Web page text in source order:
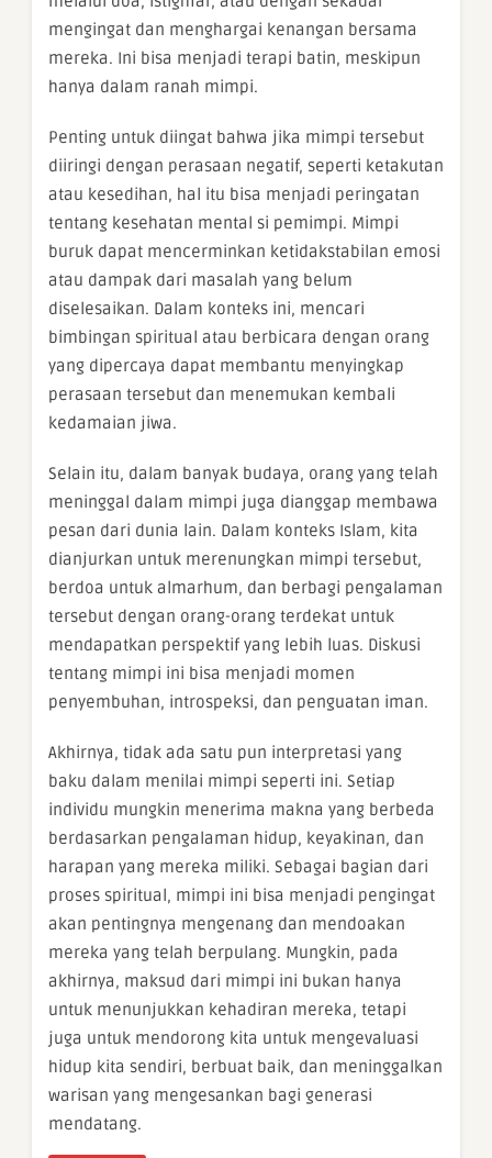
mengingat dan menghargai kenangan bersama
mereka. Ini bisa menjadi terapi batin, meskipun
hanya dalam ranah mimpi.
Penting untuk diingat bahwa jika mimpi tersebut
diiringi dengan perasaan negatif, seperti ketakutan
atau kesedihan, hal itu bisa menjadi peringatan
tentang kesehatan mental si pemimpi. Mimpi
buruk dapat mencerminkan ketidakstabilan emosi
atau dampak dari masalah yang belum
diselesaikan. Dalam konteks ini, mencari
bimbingan spiritual atau berbicara dengan orang
yang dipercaya dapat membantu menyingkap
perasaan tersebut dan menemukan kembali
kedamaian jiwa.
Selain itu, dalam banyak budaya, orang yang telah
meninggal dalam mimpi juga dianggap membawa
pesan dari dunia lain. Dalam konteks Islam, kita
dianjurkan untuk merenungkan mimpi tersebut,
berdoa untuk almarhum, dan berbagi pengalaman
tersebut dengan orang-orang terdekat untuk
mendapatkan perspektif yang lebih luas. Diskusi
tentang mimpi ini bisa menjadi momen
penyembuhan, introspeksi, dan penguatan iman.
Akhirnya, tidak ada satu pun interpretasi yang
baku dalam menilai mimpi seperti ini. Setiap
individu mungkin menerima makna yang berbeda
berdasarkan pengalaman hidup, keyakinan, dan
harapan yang mereka miliki. Sebagai bagian dari
proses spiritual, mimpi ini bisa menjadi pengingat
akan pentingnya mengenang dan mendoakan
mereka yang telah berpulang. Mungkin, pada
akhirnya, maksud dari mimpi ini bukan hanya
untuk menunjukkan kehadiran mereka, tetapi
juga untuk mendorong kita untuk mengevaluasi
hidup kita sendiri, berbuat baik, dan meninggalkan
warisan yang mengesankan bagi generasi
mendatang.